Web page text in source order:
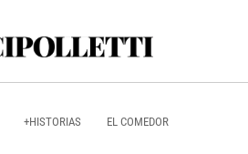
+HISTORIAS EL COMEDOR